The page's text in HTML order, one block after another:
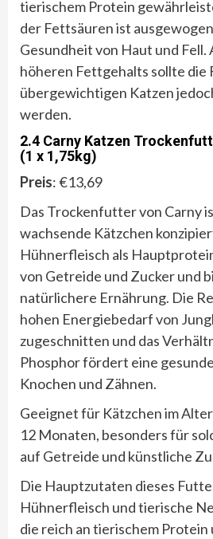
tierischem Protein
der Fettsäuren ist
Gesundheit von Haut und Fell.
höheren Fettgehalts sollte die
übergewichtigen Katzen
werden.
2.4 Carny Katzen
(1 x 1,75kg)
Preis: €13,69
Das Trockenfutter von Carny
wachsende Kätzchen
Hühnerfleisch als
von Getreide und Zucker und
natürlichere Ernährung. Die
hohen Energiebedarf von
zugeschnitten und das
Phosphor fördert eine
Knochen und Zähnen.
Geeignet für Kätzchen im
12 Monaten, besonders für
auf Getreide und künstliche
Die Hauptzutaten dieses
Hühnerfleisch und tierische
die reich an tierischem Protein